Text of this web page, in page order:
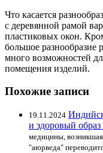
Что касается
с деревянной рамой
пластиковых окон.
большое разнообразие
много возможностей
помещения изделий.
Похожие записи
19.11.2024
и здоровый
медицины,
"аюрведа"